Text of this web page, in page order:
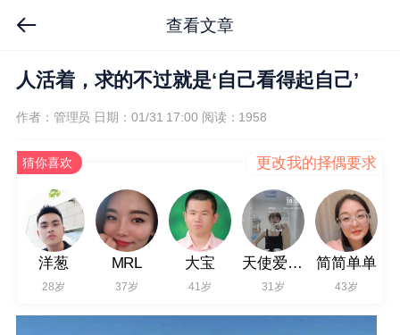
查看文章
人活着，求的不过就是‘自己看得起自己’
作者：管理员 日期：01/31 17:00 阅读：1958
猜你喜欢 更改我的择偶要求
洋葱
28岁
MRL
37岁
大宝
41岁
天使爱臭美
31岁
简简单单
43岁